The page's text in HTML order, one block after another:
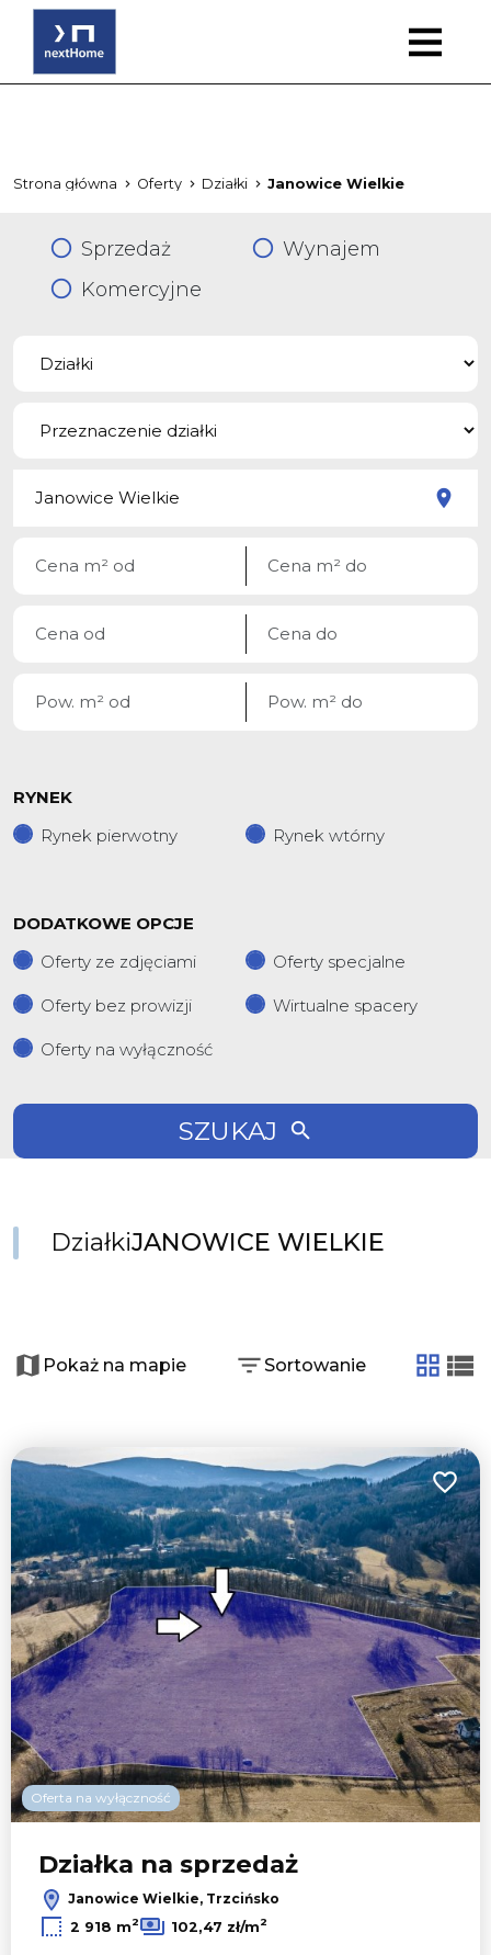
Strona główna Oferty Działki Janowice Wielkie
Sprzedaż
Wynajem
Komercyjne
RYNEK
Rynek pierwotny
Rynek wtórny
DODATKOWE OPCJE
Oferty ze zdjęciami
Oferty specjalne
Oferty bez prowizji Wirtualne spacery
Oferty na wyłączność
SZUKAJ
DziałkiJANOWICE WIELKIE
−Pokaż na mapie Sortowanie
tabela
Oferta na wyłączność
Dodaj
Działka na sprzedaż
Janowice Wielkie, Trzcińsko
2 918 m2 102,47 zł/m2